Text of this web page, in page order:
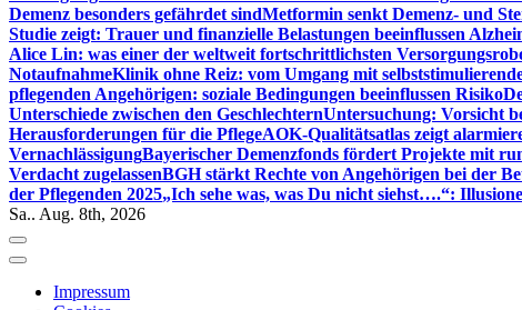
Demenz besonders gefährdet sindMetformin senkt Demenz- und
Studie zeigt: Trauer und finanzielle Belastungen beeinflussen
Alice Lin: was einer der weltweit fortschrittlichsten
NotaufnahmeKlinik ohne Reiz: vom Umgang mit
pflegenden Angehörigen: soziale Bedingungen beeinflussen Risiko
Unterschiede zwischen den GeschlechternUntersuchung: Vorsicht
Herausforderungen für die PflegeAOK-Qualitätsatlas zeigt
VernachlässigungBayerischer Demenzfonds fördert Projekte mit
Verdacht zugelassenBGH stärkt Rechte von Angehörigen bei der
der Pflegenden 2025„Ich sehe was, was Du nicht siehst….“:
Sa.. Aug. 8th, 2026
Impressum